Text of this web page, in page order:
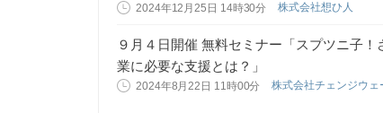
2024年12月25日 14時30分 株式会社想ひ人
９月４日開催 無料セミナー「スプツニ子
業に必要な支援とは？」
2024年8月22日 11時00分 株式会社チェンジウ